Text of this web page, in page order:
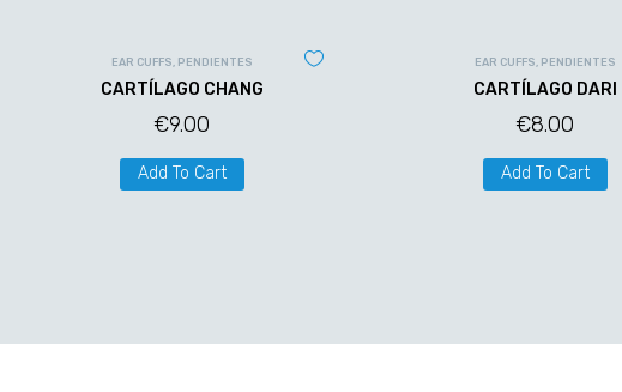
EAR CUFFS, PENDIENTES
CARTÍLAGO CHANG
€9.00
Add To Cart
EAR CUFFS, PENDIENTES
CARTÍLAGO DARI
€8.00
Add To Cart